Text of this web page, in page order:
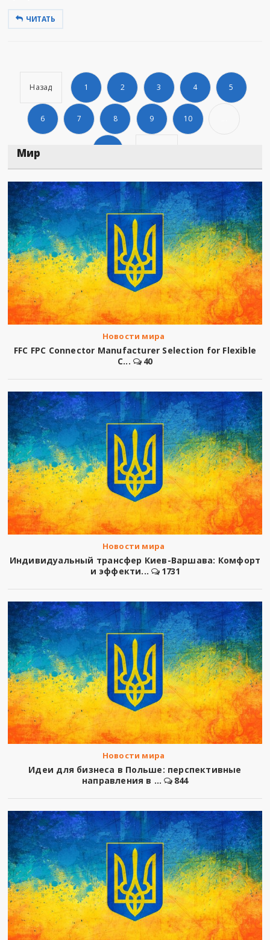
ЧИТАТЬ
Назад 1 2 3 4 5
6 7 8 9 10
Мир
Новости мира
FFC FPC Connector Manufacturer Selection for Flexible
C...
40
Новости мира
Индивидуальный трансфер Киев-Варшава: Комфорт
и эффекти...
1731
Новости мира
Идеи для бизнеса в Польше: перспективные
направления в ...
844